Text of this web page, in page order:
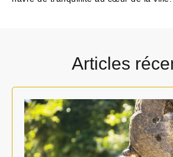
Articles